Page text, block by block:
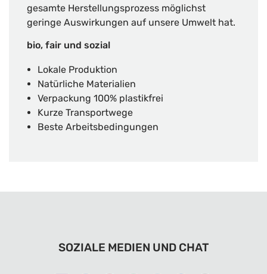
gesamte Herstellungsprozess möglichst
geringe Auswirkungen auf unsere Umwelt hat.
bio, fair und sozial
Lokale Produktion
Natürliche Materialien
Verpackung 100% plastikfrei
Kurze Transportwege
Beste Arbeitsbedingungen
SOZIALE MEDIEN UND CHAT